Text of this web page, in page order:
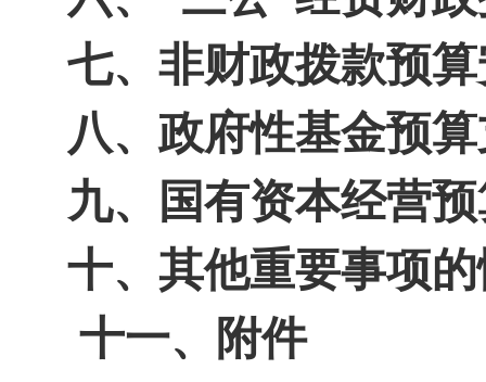
七、非财政拨款预
八、政府性基金预
九、国有资本经营
十、其他重要事项
十一、附件